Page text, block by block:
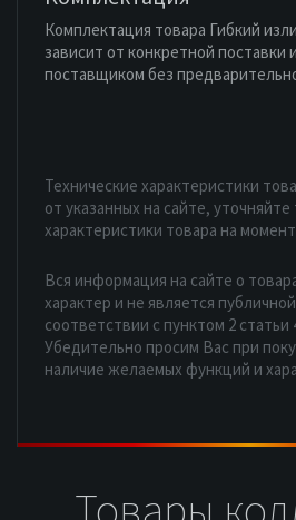
Комплектация товара Гибкий
зависит от конкретной поставки
поставщиком без
Технические характеристики
от указанных на сайте,
характеристики товара на
Вся информация на сайте о
характер и не является
соответствии с пунктом 2 статьи
Убедительно просим Вас при
наличие желаемых функций и